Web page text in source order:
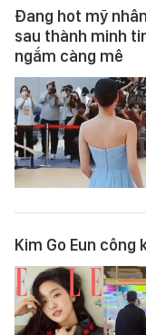
Đang hot mỹ
sau thành minh
ngắm càng mê
Kim Go Eun công